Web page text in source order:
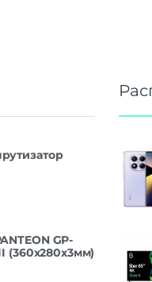
GP-
(360x280x3мм)